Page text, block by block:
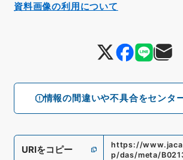
情報の間違いや不具合をセンタ
URIをコピー
https://
p/das/meta/
資料画像の利用について